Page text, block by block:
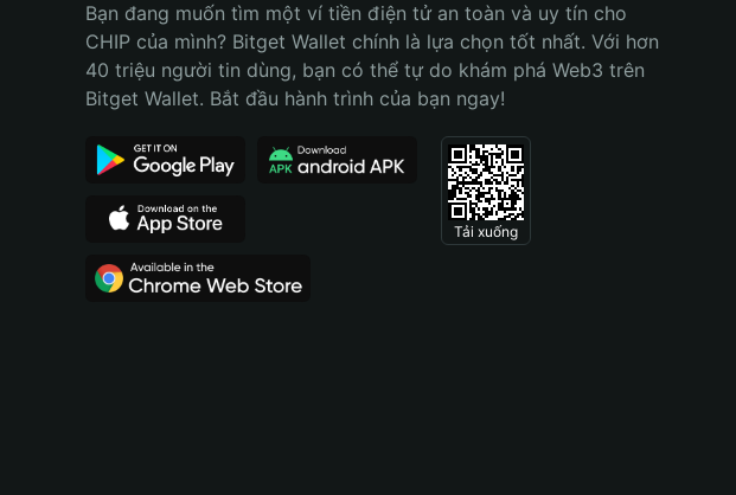
Bahasa Indonesia
Português (Brasil)
Bạn đang muốn tìm một ví tiền điện tử an toàn và uy tín cho
CHIP của mình? Bitget Wallet chính là lựa chọn tốt nhất. Với hơn
40 triệu người tin dùng, bạn có thể tự do khám phá Web3 trên
Bitget Wallet. Bắt đầu hành trình của bạn ngay!
Tải xuống